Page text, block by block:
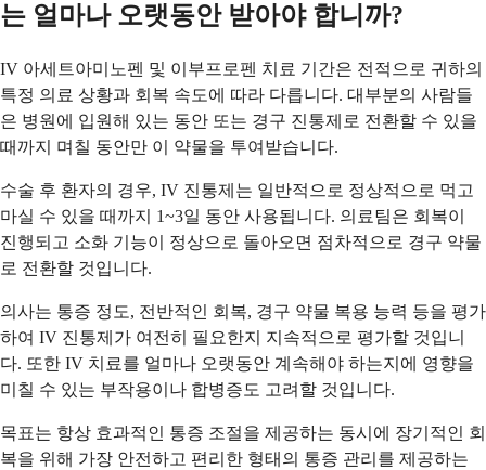
는 얼마나 오랫동안 받아야 합니까?
IV 아세트아미노펜 및 이부프로펜 치료 기간은 전적으로 귀하의
특정 의료 상황과 회복 속도에 따라 다릅니다. 대부분의 사람들
은 병원에 입원해 있는 동안 또는 경구 진통제로 전환할 수 있을
때까지 며칠 동안만 이 약물을 투여받습니다.
수술 후 환자의 경우, IV 진통제는 일반적으로 정상적으로 먹고
마실 수 있을 때까지 1~3일 동안 사용됩니다. 의료팀은 회복이
진행되고 소화 기능이 정상으로 돌아오면 점차적으로 경구 약물
로 전환할 것입니다.
의사는 통증 정도, 전반적인 회복, 경구 약물 복용 능력 등을 평가
하여 IV 진통제가 여전히 필요한지 지속적으로 평가할 것입니
다. 또한 IV 치료를 얼마나 오랫동안 계속해야 하는지에 영향을
미칠 수 있는 부작용이나 합병증도 고려할 것입니다.
목표는 항상 효과적인 통증 조절을 제공하는 동시에 장기적인 회
복을 위해 가장 안전하고 편리한 형태의 통증 관리를 제공하는